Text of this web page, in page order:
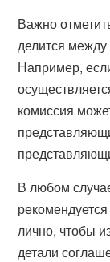
Важно
делится
Например,
комиссия
В любом
лично, чтобы
детали